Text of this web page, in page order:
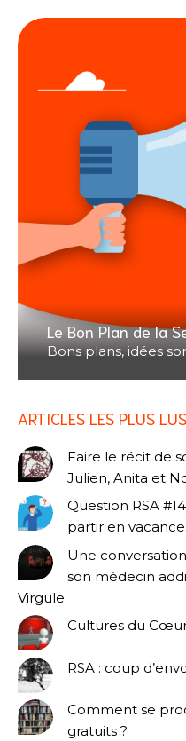
Le Bon Plan de la
Bons plans, idées
ARTICLES LES PLUS LUS
Faire le récit de
Julien, Anita et
Question RSA
partir en
Une
son médecin
Virgule
Cultures du
RSA : coup
Comment se
gratuits ?